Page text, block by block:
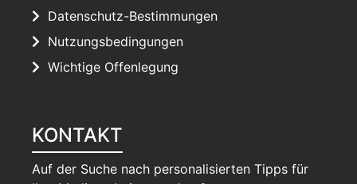
Datenschutz-Bestimmungen
Nutzungsbedingungen
Wichtige Offenlegung
KONTAKT
Auf der Suche nach personalisierten Tipps für